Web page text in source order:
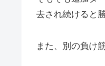
去され続けると
また、別の負け